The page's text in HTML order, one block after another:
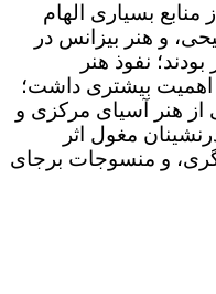
بسیاری الهام
و هنر بیزانس در
نفوذ هنر
اهمیت بیشتری داشت؛
هنر آسیای مرکزی و
مغول اثر
و منسوجات برجای